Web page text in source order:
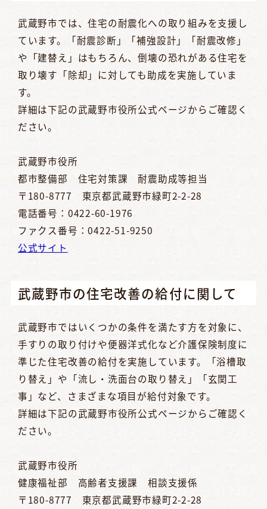
武蔵野市では、住宅の耐震化への取り組みを支援し
ています。「耐震診断」「補強設計」「耐震改修」
や「建替え」はもちろん、倒壊の恐れがある住宅を
取り壊す「除却」に対しても助成を実施していま
す。
詳細は下記の武蔵野市役所公式ページからご確認く
ださい。
武蔵野市役所
都市整備部 住宅対策課 耐震助成等担当
〒180-8777 東京都武蔵野市緑町2-2-28
電話番号：0422-60-1976
ファクス番号：0422-51-9250
公式サイト
武蔵野市の住宅改善の給付に関して
武蔵野市ではいくつかの条件を満たす方を対象に、
手すりの取り付けや便器洋式化など介護保険制度に
準じた住宅改善の給付を実施しています。「浴槽取
り替え」や「流し・洗面台の取り替え」「玄関工
事」など、さまざまな項目が給付対象です。
詳細は下記の武蔵野市役所公式ページからご確認く
ださい。
武蔵野市役所
健康福祉部 高齢者支援課 相談支援係
〒180-8777 東京都武蔵野市緑町2-2-28